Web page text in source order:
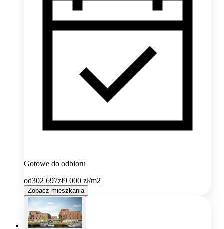
Gotowe do odbioru
od302 697zł9 000 zł/m2
Zobacz mieszkania